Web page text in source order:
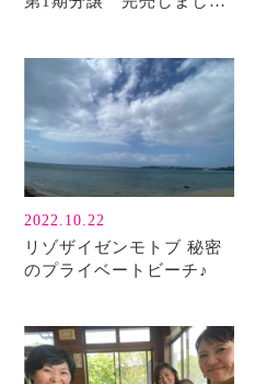
2022.10.22
リゾザイゼンモトブ 秘密
のプライベートビーチ♪